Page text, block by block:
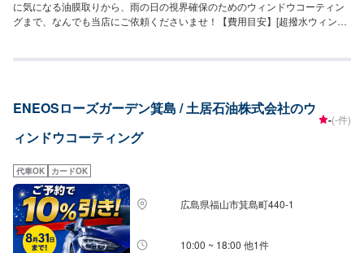
に気になる油膜取りから、雨の日の視界確保のためのウィンドウコーティン
グまで、なんでも当店にご依頼くださいませ！【費用目安】[超撥水ウィンド
フロントSS~Mサイズ：1,650円L〜XLサイズ：1,970円全面SS〜Mサイズ：
ENEOSローズガーデン箕島 / 土居石油株式会社のウ
ィンドウコーティング
-(-件)
代車OK カードOK
広島県福山市箕島町440-1
10:00 ~ 18:00 他1件